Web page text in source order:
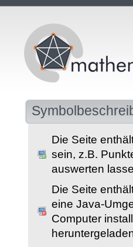
Die Seite
sein, z.B.
auswerten
Die Seite
eine Java-
Computer